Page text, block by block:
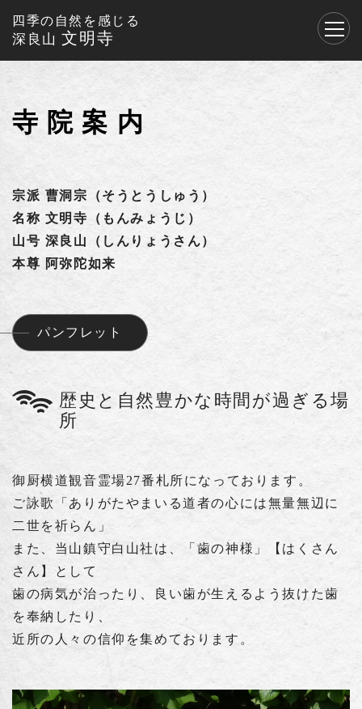
四季の自然を感じる
深良山文明寺
寺 院 案 内
宗派 曹洞宗（そうとうしゅう）
名称 文明寺（もんみょうじ）
山号 深良山（しんりょうさん）
本尊 阿弥陀如来
パンフレット
歴史と自然豊かな時間が過ぎる場
所
御厨横道観音霊場27番札所になっております。
ご詠歌「ありがたやまいる道者の心には無量無辺に
二世を祈らん」
また、当山鎮守白山社は、「歯の神様」【はくさん
さん】として
歯の病気が治ったり、良い歯が生えるよう抜けた歯
を奉納したり、
近所の人々の信仰を集めております。